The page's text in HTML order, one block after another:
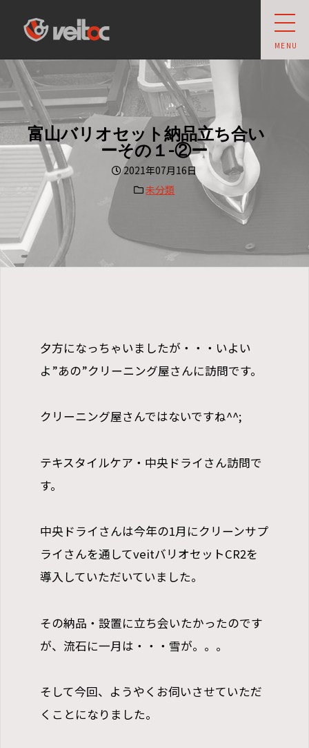
veit owner's club
MENU
富山バリオセット納品立ち合い
ーその１-②ー
2021年07月16日
未分類
夕方になっちゃいましたが・・・いよい
よ”あの”クリーニング屋さんに訪問です。
クリーニング屋さんではないですね^^;
テキスタイルケア・中央ドライさん訪問で
す。
中央ドライさんは今年の1月にクリーンサプ
ライさんを通してveitバリオセットCR2を
導入していただいていました。
その納品・設置に立ち会いたかったのです
が、流石に一月は・・・雪が。。。
そして今回、ようやくお伺いさせていただ
くことになりました。